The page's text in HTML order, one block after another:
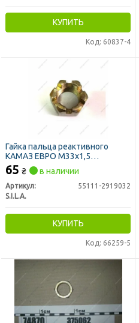
КУПИТЬ
Код: 60837-4
Гайка пальца реактивного
КАМАЗ ЕВРО М33х1,5
корончатая (ТМ S.I.L.A.)
65 ₴ в наличии
Артикул:
55111-2919032
S.I.L.A.
КУПИТЬ
Код: 66259-5